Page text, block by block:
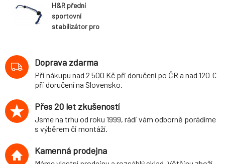
H&R přední
sportovní
stabilizátor pro
2WD, r.v. 1993-,
průměr 21 mm
Doprava zdarma
Při nákupu nad 2 500 Kč při doručení po ČR a nad 120 €
při doručení na Slovensko.
Přes 20 let zkušeností
Jsme na trhu od roku 1999, rádi vám odborně porádíme
s výběrem či montáží.
Kamenná prodejna